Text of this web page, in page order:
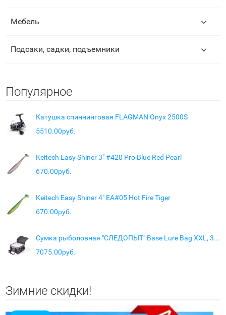
Мебель
Подсаки, садки, подъемники
Популярное
Катушка спиннинговая FLAGMAN Onyx 2500S
5510.00руб.
Keitech Easy Shiner 3" #420 Pro Blue Red Pearl
670.00руб.
Keitech Easy Shiner 4" EA#05 Hot Fire Tiger
670.00руб.
Сумка рыболовная "СЛЕДОПЫТ" Base Lure Bag XXL, 38х38х25 см, цв. серый + 7 коробок Luno
7075.00руб.
Зимние скидки!